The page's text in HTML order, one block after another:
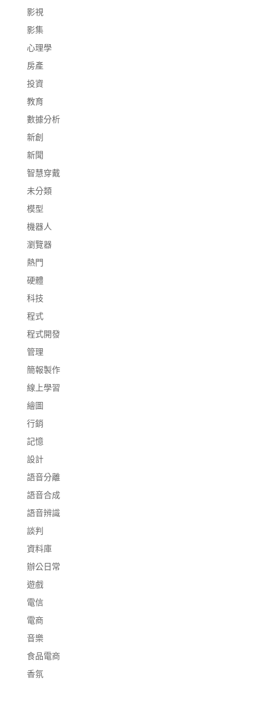
影視
影集
心理學
房產
投資
教育
數據分析
新創
新聞
智慧穿戴
未分類
模型
機器人
瀏覽器
熱門
硬體
科技
程式
程式開發
管理
簡報製作
線上學習
繪圖
行銷
記憶
設計
語音分離
語音合成
語音辨識
談判
資料庫
辦公日常
遊戲
電信
電商
音樂
食品電商
香氛